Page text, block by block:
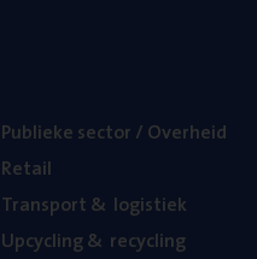
Publie­ke sec­tor / Overheid
Retail
Trans­port& logistiek
Upcy­cling& recycling